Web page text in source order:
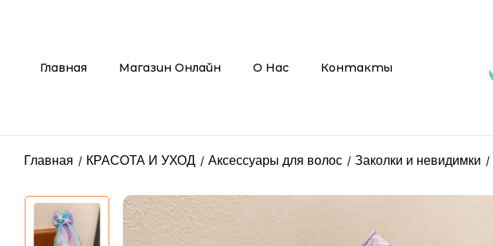
Главная Магазин Онлайн О Нас Контакты
Главная КРАСОТА И УХОД Аксессуары для волос Заколки и невидимки